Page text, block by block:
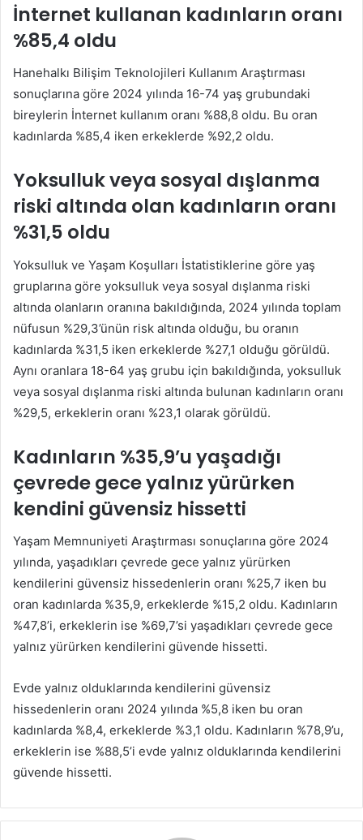
İnternet kullanan kadınların oranı
%85,4 oldu
Hanehalkı Bilişim Teknolojileri Kullanım Araştırması
sonuçlarına göre 2024 yılında 16-74 yaş grubundaki
bireylerin İnternet kullanım oranı %88,8 oldu. Bu oran
kadınlarda %85,4 iken erkeklerde %92,2 oldu.
Yoksulluk veya sosyal dışlanma
riski altında olan kadınların oranı
%31,5 oldu
Yoksulluk ve Yaşam Koşulları İstatistiklerine göre yaş
gruplarına göre yoksulluk veya sosyal dışlanma riski
altında olanların oranına bakıldığında, 2024 yılında toplam
nüfusun %29,3’ünün risk altında olduğu, bu oranın
kadınlarda %31,5 iken erkeklerde %27,1 olduğu görüldü.
Aynı oranlara 18-64 yaş grubu için bakıldığında, yoksulluk
veya sosyal dışlanma riski altında bulunan kadınların oranı
%29,5, erkeklerin oranı %23,1 olarak görüldü.
Kadınların %35,9’u yaşadığı
çevrede gece yalnız yürürken
kendini güvensiz hissetti
Yaşam Memnuniyeti Araştırması sonuçlarına göre 2024
yılında, yaşadıkları çevrede gece yalnız yürürken
kendilerini güvensiz hissedenlerin oranı %25,7 iken bu
oran kadınlarda %35,9, erkeklerde %15,2 oldu. Kadınların
%47,8’i, erkeklerin ise %69,7’si yaşadıkları çevrede gece
yalnız yürürken kendilerini güvende hissetti.
Evde yalnız olduklarında kendilerini güvensiz
hissedenlerin oranı 2024 yılında %5,8 iken bu oran
kadınlarda %8,4, erkeklerde %3,1 oldu. Kadınların %78,9’u,
erkeklerin ise %88,5’i evde yalnız olduklarında kendilerini
güvende hissetti.